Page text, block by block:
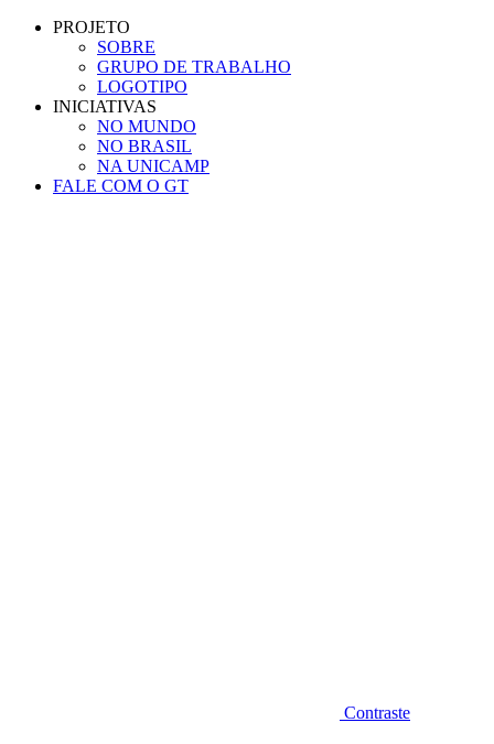
Conteúdo principal
PROJETO
SOBRE
GRUPO DE TRABALHO
LOGOTIPO
INICIATIVAS
NO MUNDO
NO BRASIL
NA UNICAMP
FALE COM O GT
Contraste